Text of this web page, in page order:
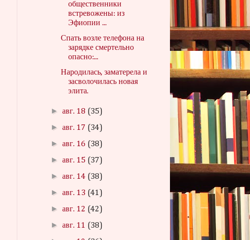
общественники
встревожены: из
Эфиопии ...
Спать возле телефона на
зарядке смертельно
опасно:...
Народилась, заматерела и
засволочилась новая
элита.
►авг. 18 (35)
►авг. 17 (34)
►авг. 16 (38)
►авг. 15 (37)
►авг. 14 (38)
►авг. 13 (41)
►авг. 12 (42)
►авг. 11 (38)